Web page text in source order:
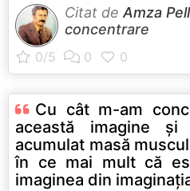
Citat de Amza
concentrare
Cu cât m-am
această imagine
acumulat masă
în ce mai mult că
imaginea din